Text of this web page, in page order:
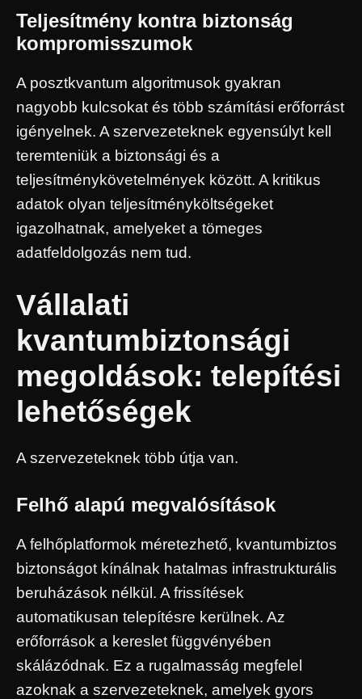
Teljesítmény kontra biztonság
kompromisszumok
A posztkvantum algoritmusok gyakran
nagyobb kulcsokat és több számítási erőforrást
igényelnek. A szervezeteknek egyensúlyt kell
teremteniük a biztonsági és a
teljesítménykövetelmények között. A kritikus
adatok olyan teljesítményköltségeket
igazolhatnak, amelyeket a tömeges
adatfeldolgozás nem tud.
Vállalati
kvantumbiztonsági
megoldások: telepítési
lehetőségek
A szervezeteknek több útja van.
Felhő alapú megvalósítások
A felhőplatformok méretezhető, kvantumbiztos
biztonságot kínálnak hatalmas infrastrukturális
beruházások nélkül. A frissítések
automatikusan telepítésre kerülnek. Az
erőforrások a kereslet függvényében
skálázódnak. Ez a rugalmasság megfelel
azoknak a szervezeteknek, amelyek gyors